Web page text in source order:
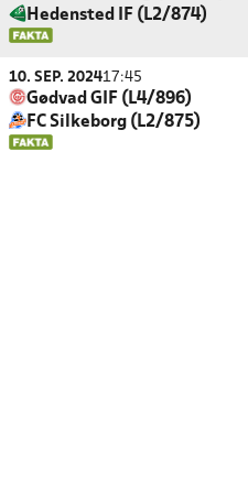
Hedensted IF (L2/874)
10. SEP. 202417:45
Gødvad GIF (L4/896)
FC Silkeborg (L2/875)